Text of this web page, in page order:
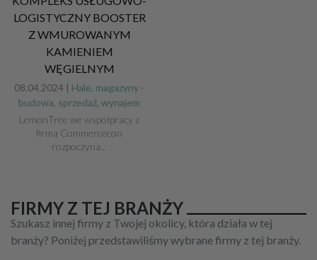
LOGISTYCZNY BOOSTER
Z WMUROWANYM
KAMIENIEM
WĘGIELNYM
08.04.2024 | Hale, magazyny -
budowa, sprzedaż, wynajem
LemonTree we współpracy z
firmą Commercecon
rozpoczyna...
FIRMY Z TEJ BRANŻY
Szukasz innej firmy z Twojej okolicy, która działa w tej
branży? Poniżej przedstawiliśmy wybrane firmy z tej branży.